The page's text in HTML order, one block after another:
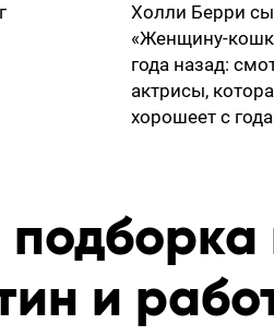
Холли Берри
«Женщину-
года назад:
актрисы,
хорошеет с
и